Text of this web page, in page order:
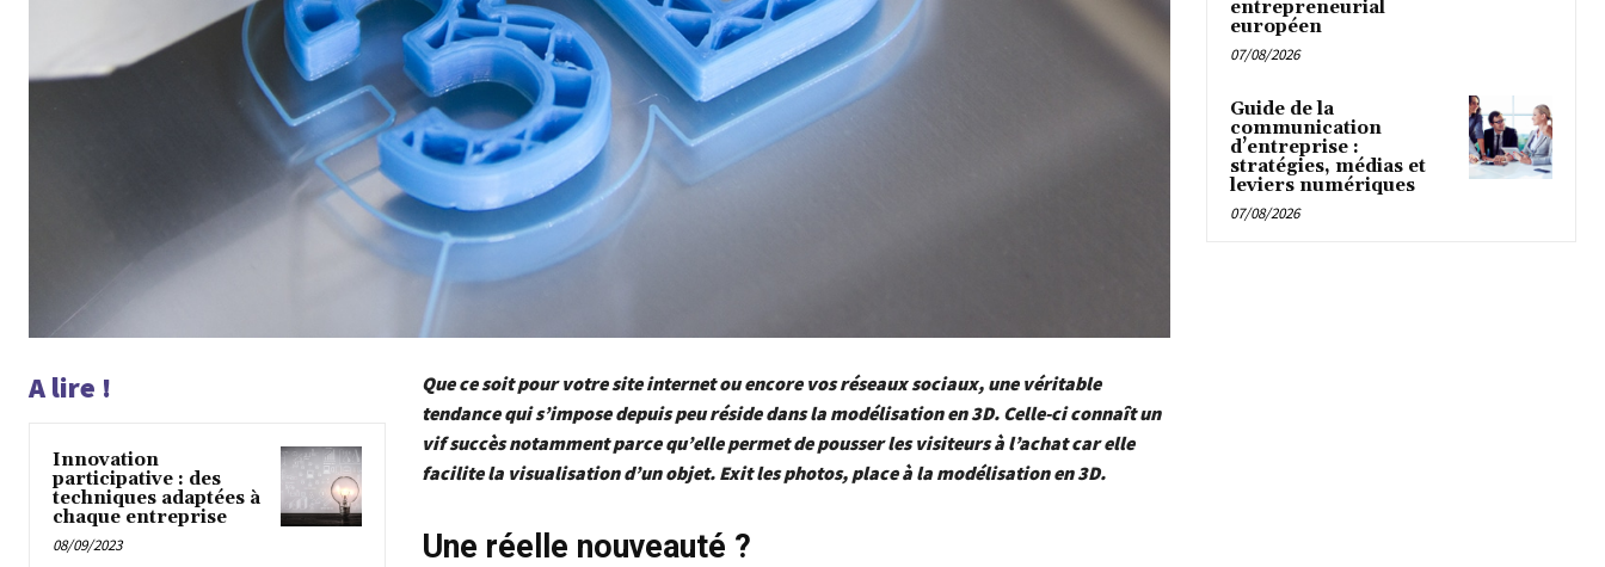
A lire !
Innovation
participative : des
techniques adaptées à
chaque entreprise
08/09/2023
Que ce soit pour votre site internet ou encore vos réseaux sociaux, une véritable
tendance qui s’impose depuis peu réside dans la modélisation en 3D. Celle-ci connaît un
vif succès notamment parce qu’elle permet de pousser les visiteurs à l’achat car elle
facilite la visualisation d’un objet. Exit les photos, place à la modélisation en 3D.
Une réelle nouveauté ?
entrepreneurial
européen
07/08/2026
Guide de la
communication
d’entreprise :
stratégies, médias et
leviers numériques
07/08/2026